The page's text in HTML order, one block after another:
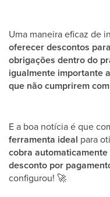
Uma maneira eficaz de
oferecer descontos
obrigações dentro do
igualmente importante
que não cumprirem
E a boa notícia é que
ferramenta ideal para
cobra automaticamente
desconto por
configurou! 🚀